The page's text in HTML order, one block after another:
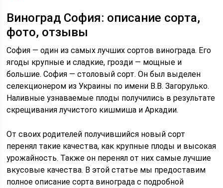
Виноград София: описание сорта,
фото, отзывы
София — один из самых лучших сортов винограда. Его
ягоды крупные и сладкие, грозди — мощные и
большие. София — столовый сорт. Он был выделен
селекционером из Украины по имени В.В. Загорулько.
Наливные узнаваемые плоды получились в результате
скрещивания лучистого кишмиша и Аркадии.
От своих родителей получившийся новый сорт
перенял такие качества, как крупные плоды и высокая
урожайность. Также он перенял от них самые лучшие
вкусовые качества. В этой статье мы предоставим
полное описание сорта винограда с подробной